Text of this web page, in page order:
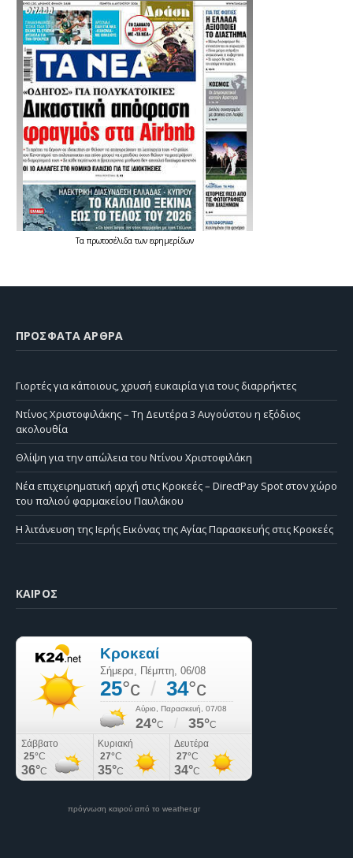
Τα πρωτοσέλιδατων εφημερίδων
ΠΡΌΣΦΑΤΑ ΆΡΘΡΑ
Γιορτές για κάποιους, χρυσή ευκαιρία για τους διαρρήκτες
Ντίνος Χριστοφιλάκης – Τη Δευτέρα 3 Αυγούστου η εξόδιος
ακολουθία
Θλίψη για την απώλεια του Ντίνου Χριστοφιλάκη
Νέα επιχειρηματική αρχή στις Κροκεές – DirectPay Spot στον χώρο
του παλιού φαρμακείου Παυλάκου
Η λιτάνευση της Ιερής Εικόνας της Αγίας Παρασκευής στις Κροκεές
ΚΑΙΡΌΣ
πρόγνωση καιρού από το weather.gr